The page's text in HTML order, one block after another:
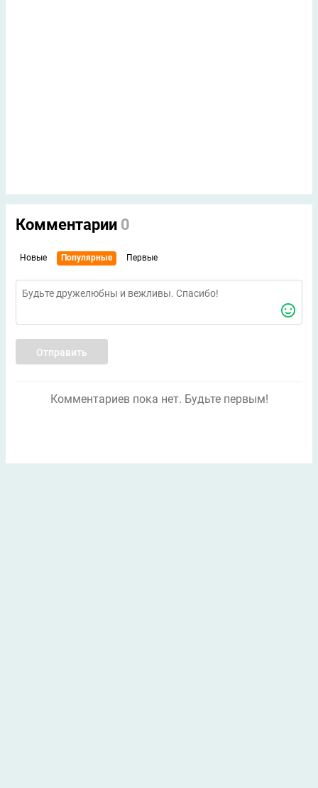
Комментарии 0
Новые Популярные Первые
Отправить
Комментариев пока нет. Будьте первым!